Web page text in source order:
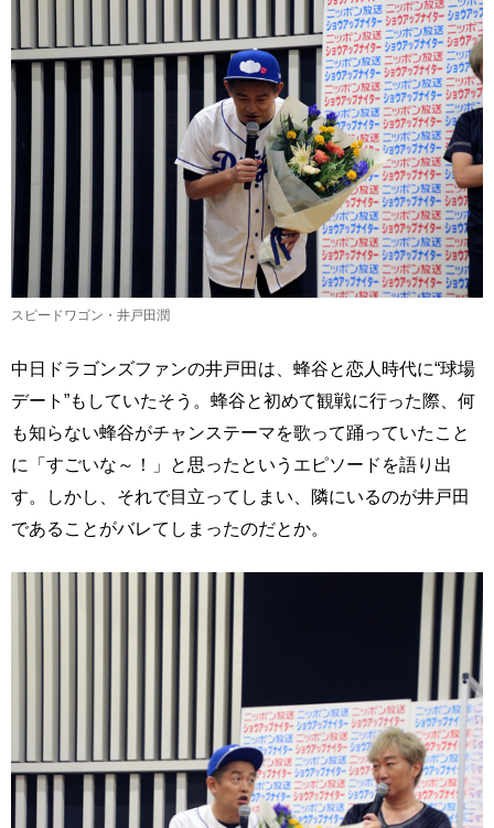
スピードワゴン・井戸田潤
中日ドラゴンズファンの井戸田は、蜂谷と恋人時代に“球場
デート”もしていたそう。蜂谷と初めて観戦に行った際、何
も知らない蜂谷がチャンステーマを歌って踊っていたこと
に「すごいな～！」と思ったというエピソードを語り出
す。しかし、それで目立ってしまい、隣にいるのが井戸田
であることがバレてしまったのだとか。